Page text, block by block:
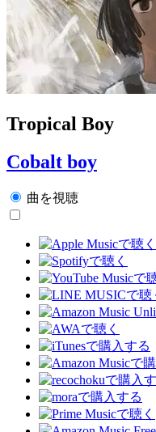
Tropical Boy
Cobalt boy
曲を視聴